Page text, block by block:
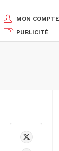
MON COMPTE
PUBLICITÉ